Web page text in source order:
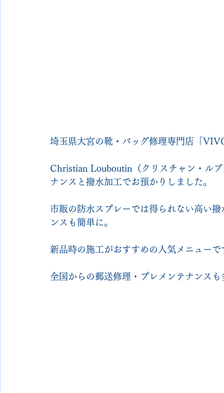
埼玉県大宮の靴・バッグ修理専門店「
Christian Louboutin（クリスチャン・ル
ナンスと撥水加工でお預かりしました。
市販の防水スプレーでは得られない高い
ンスも簡単に。
新品時の施工がおすすめの人気メニューで
全国からの郵送修理・プレメンテナンス